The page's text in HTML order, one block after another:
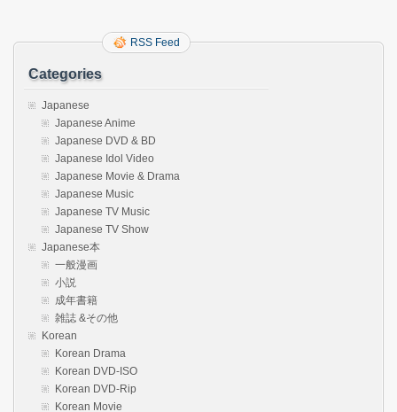
RSS Feed
Categories
Japanese
Japanese Anime
Japanese DVD & BD
Japanese Idol Video
Japanese Movie & Drama
Japanese Music
Japanese TV Music
Japanese TV Show
Japanese本
一般漫画
小説
成年書籍
雑誌 &その他
Korean
Korean Drama
Korean DVD-ISO
Korean DVD-Rip
Korean Movie